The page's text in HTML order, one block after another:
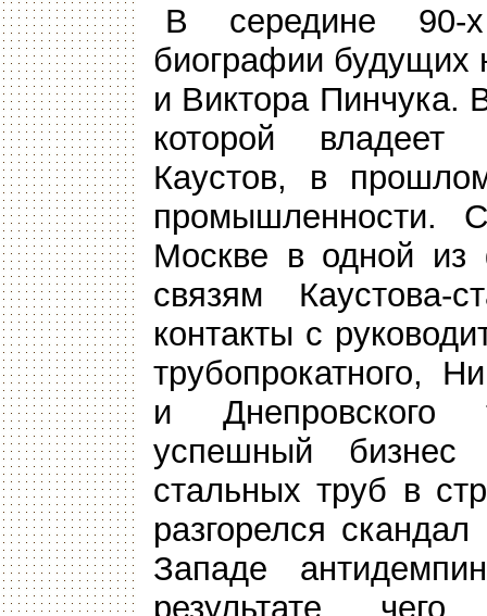
В середине 90-х
биографии
и Виктора Пинчука.
которой
Каустов, в
промышленности.
Москве в одной из
связям Каустова-
контакты с
трубопрокатного,
и Днепровского
успешный
стальных труб в
разгорелся
Западе
результате